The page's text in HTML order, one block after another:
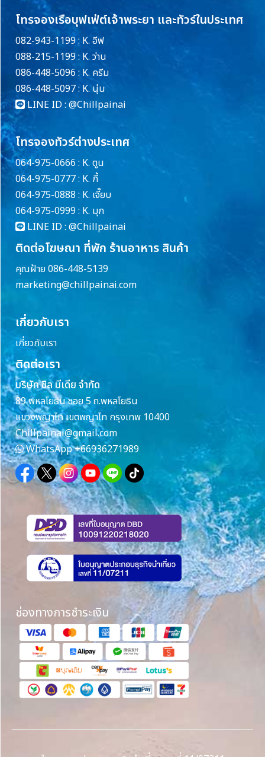
โทรจองเรือบุฟเฟ่ต์เจ้าพระยา และทัวร์ในประเทศ
082-943-1199 : K. อีฟ
088-215-1199 : K. ว่าน
086-448-5096 : K. ครีม
086-448-5097 : K. นุ่น
LINE ID : @Chillpainai
โทรจองทัวร์ต่างประเทศ
064-975-0666 : K. ตูน
064-975-0777 : K. กี้
064-975-0888 : K. เจี๊ยบ
064-975-0999 : K. มุก
LINE ID : @Chillpainai
ติดต่อโฆษณา ที่พัก ร้านอาหาร สินค้า
คุณฝ้าย 086-448-5139
marketing@chillpainai.com
เกี่ยวกับเรา
เกี่ยวกับเรา
ติดต่อเรา
บริษัท ชิล มีเดีย จำกัด
89 พหลโยธิน ซอย 5 ถ.พหลโยธิน
แขวงพญาไท เขตพญาไท กรุงเทพ 10400
Chillpainai@gmail.com
WhatsApp+66936271989
ช่องทางการชำระเงิน